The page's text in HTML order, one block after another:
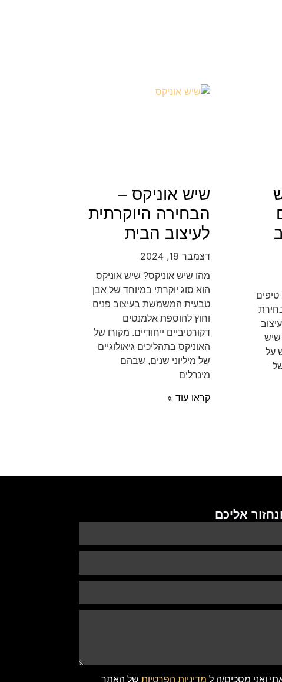
שיש
על
שיש אוניקס –
הבחירה היוקרתית
לעיצוב הבית
דצמבר 19, 2024
מהו שיש אוניקס? שיש אוניקס
הוא סוג יוקרתי במיוחד של אבן
טבעית המשמשת בעיצוב פנים
וחוץ להוספת אלמנטים
דקורטיביים ייחודיים. מקורו של
האוניקס בתהליכים גיאולוגיים
של מיליוני שנים, שבהם
מינרלים
קראו עוד »
אליכם
ואני מסכים/ה ל מדיניות הפרטיותשל האתר